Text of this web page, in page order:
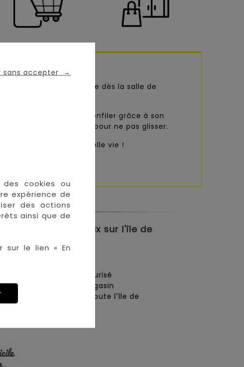
sans accepter →
cookies ou
expérience de
des actions
ainsi que de
sur le lien « En
est indispensable dès la salle de
Elle est facile à enfiler grâce à son
grâce à des liens pour ne pas glisser.
instants de sa nouvelle vie !
aux meilleurs prix sur l'île de
• Paiement sécurisé
• Retrait en magasin
• Livraison sur toute l'île de